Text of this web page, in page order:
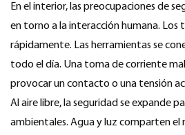
En el interior, las preocupaciones de
en torno a la interacción humana. Los
rápidamente. Las herramientas se
todo el día. Una toma de corriente
provocar un contacto o una tensión
Al aire libre, la seguridad se expande
ambientales. Agua y luz comparten el